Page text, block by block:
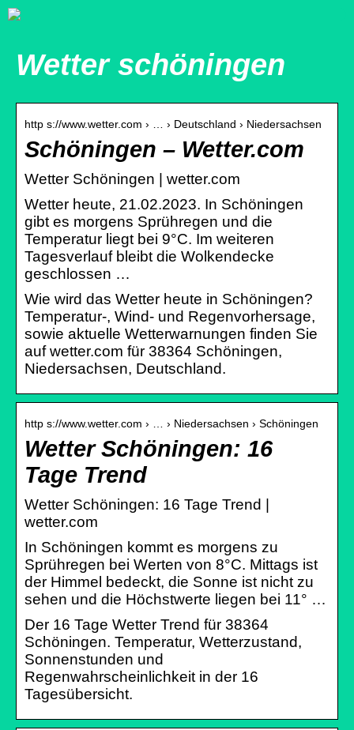
Wetter schöningen
http s://www.wetter.com › … › Deutschland › Niedersachsen
Schöningen – Wetter.com
Wetter Schöningen | wetter.com
Wetter heute, 21.02.2023. In Schöningen
gibt es morgens Sprühregen und die
Temperatur liegt bei 9°C. Im weiteren
Tagesverlauf bleibt die Wolkendecke
geschlossen …
Wie wird das Wetter heute in Schöningen?
Temperatur-, Wind- und Regenvorhersage,
sowie aktuelle Wetterwarnungen finden Sie
auf wetter.com für 38364 Schöningen,
Niedersachsen, Deutschland.
http s://www.wetter.com › … › Niedersachsen › Schöningen
Wetter Schöningen: 16
Tage Trend
Wetter Schöningen: 16 Tage Trend |
wetter.com
In Schöningen kommt es morgens zu
Sprühregen bei Werten von 8°C. Mittags ist
der Himmel bedeckt, die Sonne ist nicht zu
sehen und die Höchstwerte liegen bei 11° …
Der 16 Tage Wetter Trend für 38364
Schöningen. Temperatur, Wetterzustand,
Sonnenstunden und
Regenwahrscheinlichkeit in der 16
Tagesübersicht.